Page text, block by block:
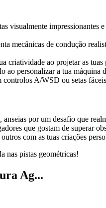
visualmente impressionantes
mecânicas de condução
criatividade ao projetar as
ao personalizar a tua máquina
A/WSD ou setas
por um desafio que
que gostam de superar
com as tuas criações
nas pistas geométricas!
Ag...